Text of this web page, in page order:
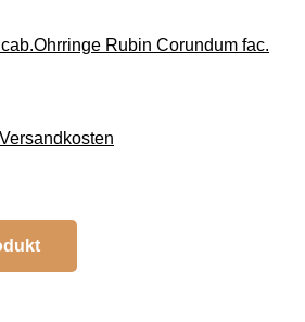
Ohrringe Rubin Corundum fac.
Versandkosten